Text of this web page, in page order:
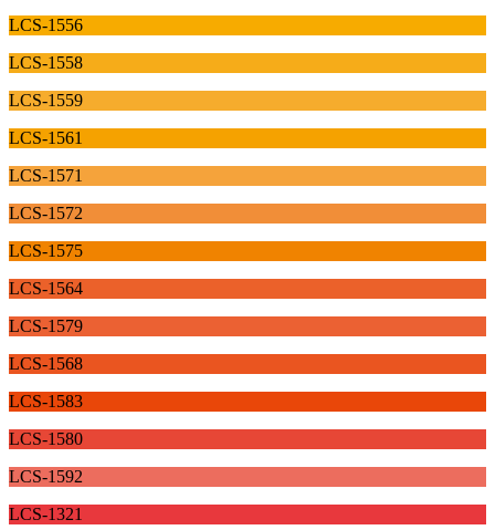
LCS-1556
LCS-1558
LCS-1559
LCS-1561
LCS-1571
LCS-1572
LCS-1575
LCS-1564
LCS-1579
LCS-1568
LCS-1583
LCS-1580
LCS-1592
LCS-1321